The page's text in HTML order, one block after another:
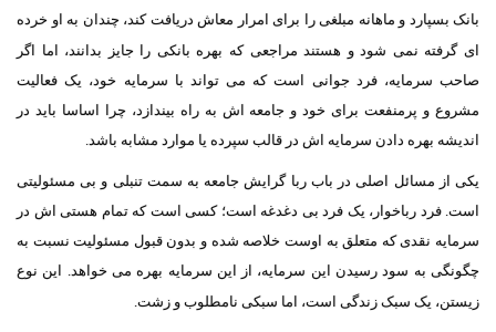
بانک بسپارد و ماهانه مبلغی را برای امرار معاش دریافت کند، چندان به او خرده
ای گرفته نمی شود و هستند مراجعی که بهره بانکی را جایز بدانند، اما اگر
صاحب سرمایه، فرد جوانی است که می تواند با سرمایه خود، یک فعالیت
مشروع و پرمنفعت برای خود و جامعه اش به راه بیندازد، چرا اساسا باید در
اندیشه بهره دادن سرمایه اش در قالب سپرده یا موارد مشابه باشد.
یکی از مسائل اصلی در باب ربا گرایش جامعه به سمت تنبلی و بی مسئولیتی
است. فرد رباخوار، یک فرد بی دغدغه است؛ کسی است که تمام هستی اش در
سرمایه نقدی که متعلق به اوست خلاصه شده و بدون قبول مسئولیت نسبت به
چگونگی به سود رسیدن این سرمایه، از این سرمایه بهره می خواهد. این نوع
زیستن، یک سبک زندگی است، اما سبکی نامطلوب و زشت.